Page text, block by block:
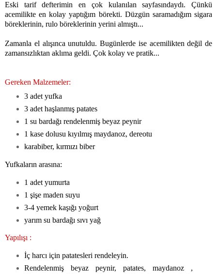
Eski tarif defterimin en çok kulanılan sayfasındaydı. Çünkü
acemilikte en kolay yaptığım börekti. Düzgün saramadığım sigara
böreklerinin, rulo böreklerinin yerini almıştı...
Zamanla el alışınca unutuldu. Bugünlerde ise acemilikten değil de
zamansızlıktan aklıma geldi. Çok kolay ve pratik...
Gereken Malzemeler:
3 adet yufka
3 adet haşlanmış patates
1 su bardağı rendelenmiş beyaz peynir
1 kase dolusu kıyılmış maydanoz, dereotu
karabiber, kırmızı biber
Yufkaların arasına:
1 adet yumurta
1 şişe maden suyu
3-4 yemek kaşığı yoğurt
yarım su bardağı sıvı yağ
Yapılışı :
İç harcı için patatesleri rendeleyin.
Rendelenmiş beyaz peynir, patates, maydanoz ,